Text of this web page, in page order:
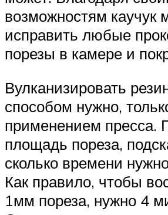
возможностям каучук
исправить любые
порезы в камере и
Вулканизировать
способом нужно,
применением пресса.
площадь пореза,
сколько времени
Как правило, чтобы
1мм пореза, нужно 4